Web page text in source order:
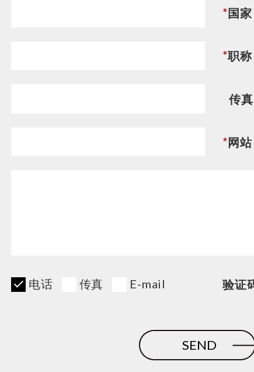
联络 *国家
*职称
传真
*网站
电话 传真 E-mail 验证
SEND